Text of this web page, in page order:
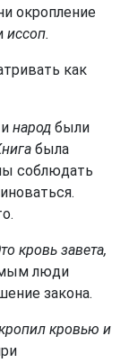
окропление
иссоп.
как
народ были
была
соблюдать
кровь завета,
люди
закона.
кровью и